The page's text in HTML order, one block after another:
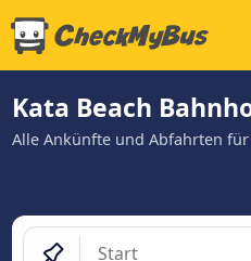
Kata Beach
Alle Ankünfte und Abfahrten